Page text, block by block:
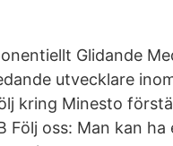
Glidande
utvecklare
kring Minesto
oss: Man kan ha